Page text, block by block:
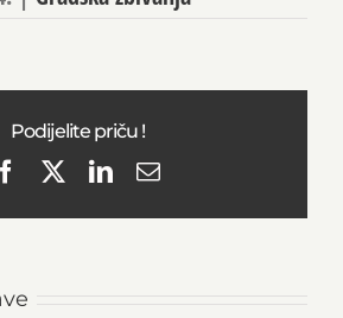
Podijelite priču !
FacebookLinkedIn
Email